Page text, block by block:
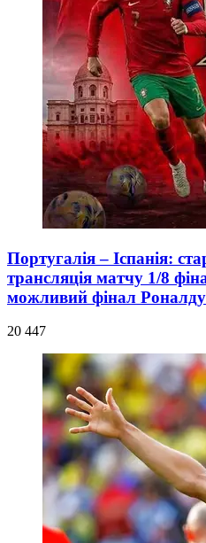
Португалія – Іспанія:
трансляція матчу 1/8
можливий фінал Роналду
20 447